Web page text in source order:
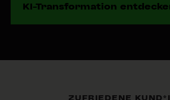
KI-Transformation